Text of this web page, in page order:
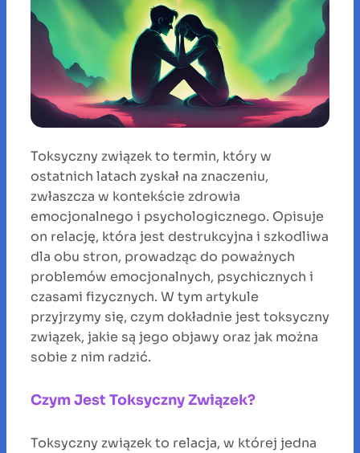
Toksyczny związek to termin, który w
ostatnich latach zyskał na znaczeniu,
zwłaszcza w kontekście zdrowia
emocjonalnego i psychologicznego. Opisuje
on relację, która jest destrukcyjna i szkodliwa
dla obu stron, prowadząc do poważnych
problemów emocjonalnych, psychicznych i
czasami fizycznych. W tym artykule
przyjrzymy się, czym dokładnie jest toksyczny
związek, jakie są jego objawy oraz jak można
sobie z nim radzić.
Czym Jest Toksyczny Związek?
Toksyczny związek to relacja, w której jedna